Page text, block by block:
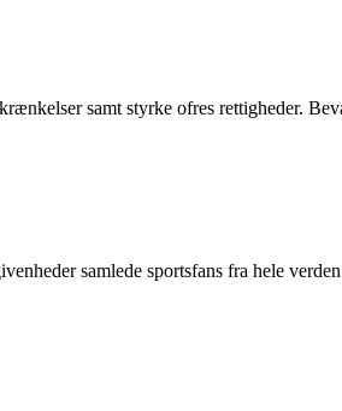
samt styrke ofres rettigheder.
samlede sportsfans fra hele